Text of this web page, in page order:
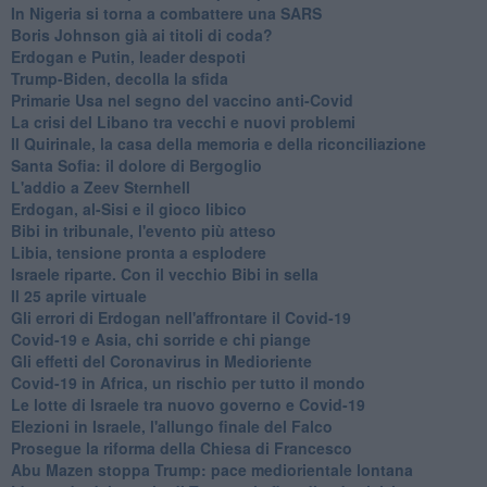
In Nigeria si torna a combattere una SARS
Boris Johnson già ai titoli di coda?
Erdogan e Putin, leader despoti
Trump-Biden, decolla la sfida
Primarie Usa nel segno del vaccino anti-Covid
La crisi del Libano tra vecchi e nuovi problemi
Il Quirinale, la casa della memoria e della riconciliazione
Santa Sofia: il dolore di Bergoglio
L'addio a ​Zeev Sternhell
Erdogan, al-Sisi e il gioco libico
Bibi in tribunale, l'evento più atteso
Libia, tensione pronta a esplodere
Israele riparte. Con il vecchio Bibi in sella
Il 25 aprile virtuale
Gli errori di Erdogan nell'affrontare il Covid-19
Covid-19 e Asia, chi sorride e chi piange
Gli effetti del Coronavirus in Medioriente
Covid-19 in Africa, un rischio per tutto il mondo
Le lotte di Israele tra nuovo governo e Covid-19
Elezioni in Israele, l'allungo finale del Falco
Prosegue la riforma della Chiesa di Francesco
Abu Mazen stoppa Trump: pace mediorientale lontana